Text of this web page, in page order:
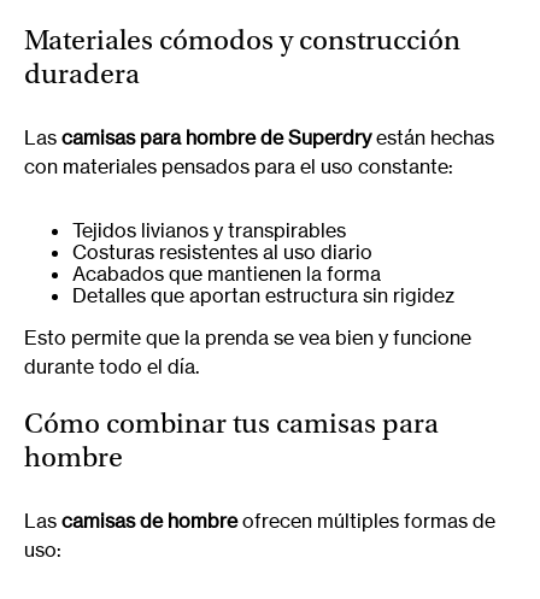
Materiales cómodos y construcción
duradera
Las camisas para hombre de Superdryestán hechas
con materiales pensados para el uso constante:
Tejidos livianos y transpirables
Costuras resistentes al uso diario
Acabados que mantienen la forma
Detalles que aportan estructura sin rigidez
Esto permite que la prenda se vea bien y funcione
durante todo el día.
Cómo combinar tus camisas para
hombre
Las camisas de hombreofrecen múltiples formas de
uso: